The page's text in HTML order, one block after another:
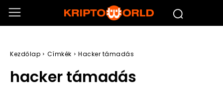
Kezdőlap Címkék Hacker támadás
hacker támadás